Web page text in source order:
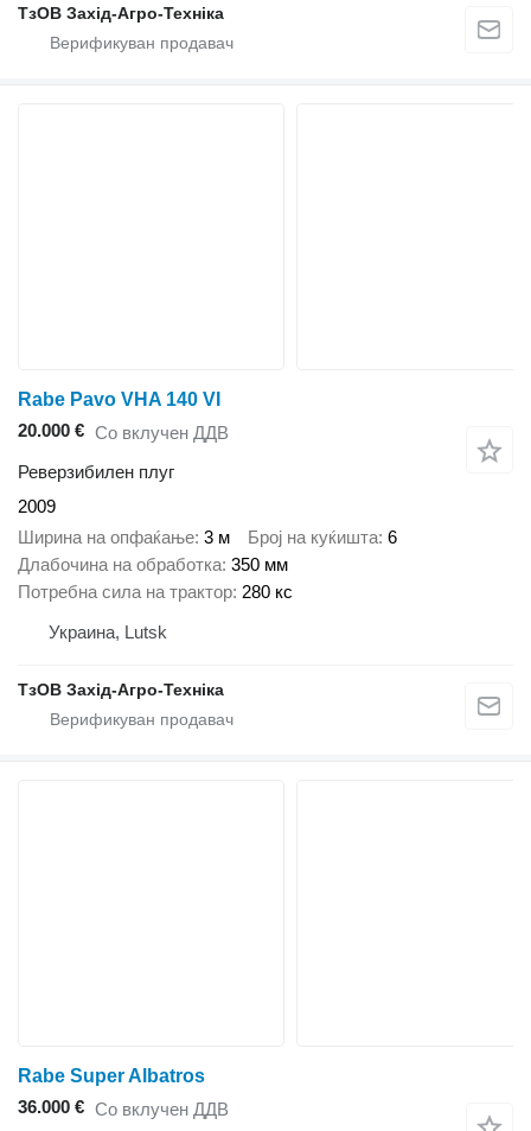
ТзОВ Захід-Агро-Техніка
Rabe Pavo VHA 140 VI
20.000 € Со вклучен ДДВ
Реверзибилен плуг
2009
Ширина на опфаќање 3 м Број на куќишта 6
Длабочина на обработка 350 мм
Потребна сила на трактор 280 кс
Украина, Lutsk
ТзОВ Захід-Агро-Техніка
Rabe Super Albatros
36.000 € Со вклучен ДДВ